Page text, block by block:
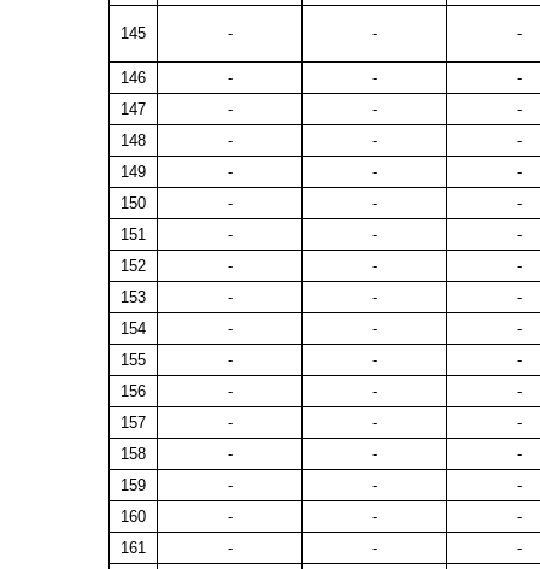
145 - - -
146 - -
-
147
- -
-
148
- -
-
149
- -
-
150
- -
-
151
- -
-
152
- -
-
153
- -
-
154
- -
-
155
- -
-
156
- -
-
157
- -
-
158
- -
-
159
- -
-
160
- -
-
161
- -
-